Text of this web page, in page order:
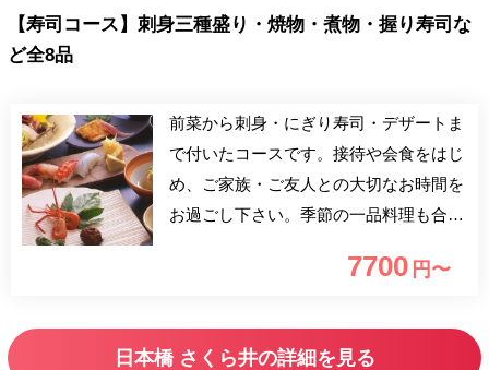
【寿司コース】刺身三種盛り・焼物・煮物・握り寿司な
ど全8品
前菜から刺身・にぎり寿司・デザートま
で付いたコースです。接待や会食をはじ
め、ご家族・ご友人との大切なお時間を
お過ごし下さい。季節の一品料理も合わ
7700 円〜
日本橋 さくら井の詳細を見る